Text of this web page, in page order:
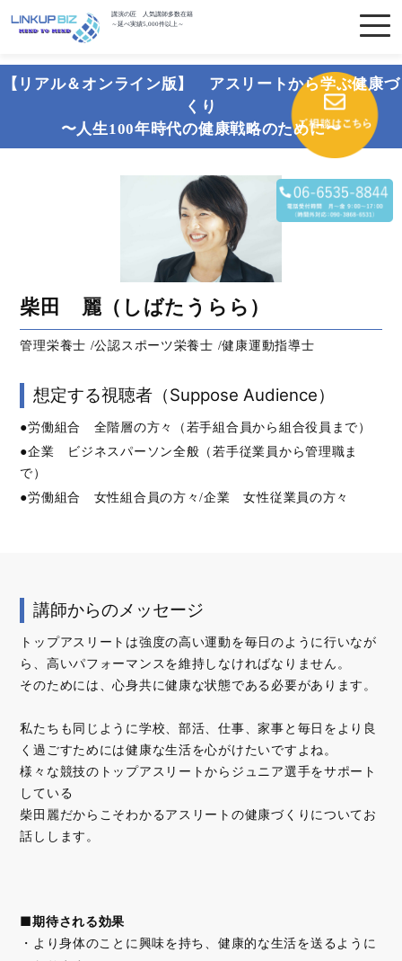
講演の匠 人気講師多数在籍
～延べ実績5,000件以上～
【リアル＆オンライン版】 アスリートから学ぶ健康づ
くり
〜人生100年時代の健康戦略のために〜
柴田 麗（しばたうらら）
管理栄養士 /公認スポーツ栄養士 /健康運動指導士
想定する視聴者（Suppose Audience）
●労働組合 全階層の方々（若手組合員から組合役員まで）
●企業 ビジネスパーソン全般（若手従業員から管理職ま
で）
●労働組合 女性組合員の方々/企業 女性従業員の方々
講師からのメッセージ
トップアスリートは強度の高い運動を毎日のように行いなが
ら、高いパフォーマンスを維持しなければなりません。
そのためには、心身共に健康な状態である必要があります。
私たちも同じように学校、部活、仕事、家事と毎日をより良
く過ごすためには健康な生活を心がけたいですよね。
様々な競技のトップアスリートからジュニア選手をサポート
している
柴田麗だからこそわかるアスリートの健康づくりについてお
話しします。
■期待される効果
より身体のことに興味を持ち、健康的な生活を送るように